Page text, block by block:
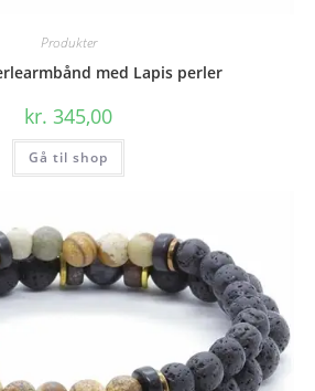
Produkter
med Lapis perler
kr. 345,00
Gå til shop